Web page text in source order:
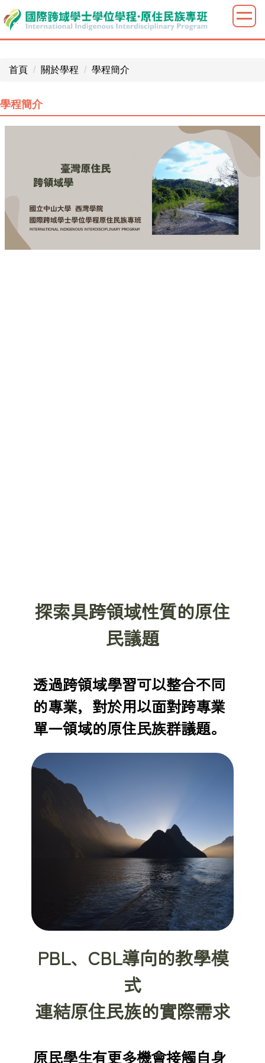
跳
到
主
內
塊
首頁 關於學程 學程簡介
學程簡介
探索具跨領域性質的原住
民議題
透過跨領域學習可以整合不同
的專業，對於用以面對跨專業
單一領域的原住民族群議題。
PBL、CBL導向的教學模
式
連結原住民族的實際需求
原民學生有更多機會接觸自身